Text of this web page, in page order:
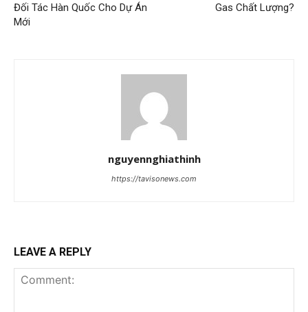
Đối Tác Hàn Quốc Cho Dự Án
Mới
Gas Chất Lượng?
nguyennghiathinh
https://tavisonews.com
LEAVE A REPLY